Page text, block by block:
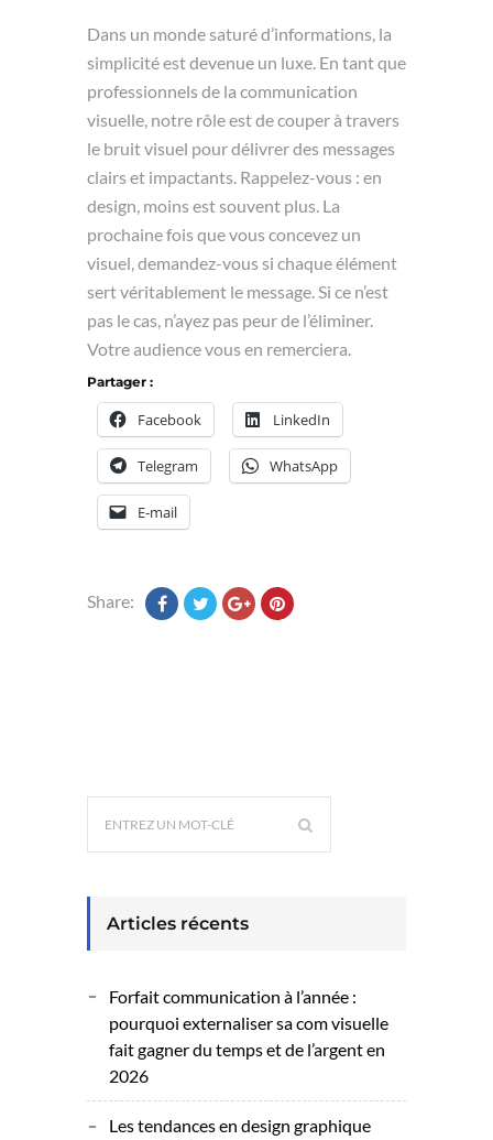
Articles récents
Forfait communication à l’année :
pourquoi externaliser sa com visuelle
fait gagner du temps et de l’argent en
2026
Les tendances en design graphique
Dans un monde saturé d’informations, la
simplicité est devenue un luxe. En tant que
professionnels de la communication
visuelle, notre rôle est de couper à travers
le bruit visuel pour délivrer des messages
clairs et impactants. Rappelez-vous : en
design, moins est souvent plus. La
prochaine fois que vous concevez un
visuel, demandez-vous si chaque élément
sert véritablement le message. Si ce n’est
pas le cas, n’ayez pas peur de l’éliminer.
Votre audience vous en remerciera.
Partager :
Facebook LinkedIn
Telegram WhatsApp
E-mail
Share: